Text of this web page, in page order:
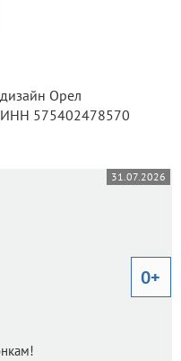
ИНН 575402478570
31.07.2026
0+